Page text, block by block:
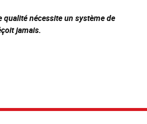
qualité nécessite un système de
jamais.